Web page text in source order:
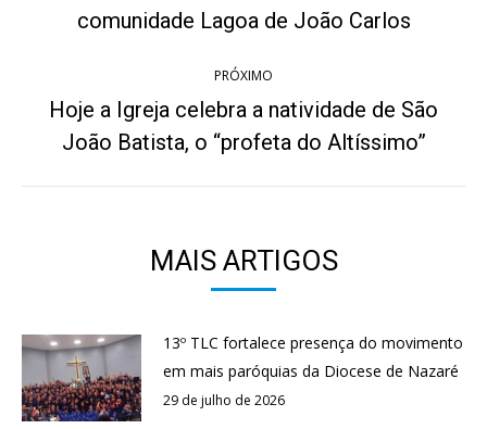
post:
anterior:
comunidade Lagoa de João Carlos
PRÓXIMO
Próximo
post:
Hoje a Igreja celebra a natividade de São
João Batista, o “profeta do Altíssimo”
MAIS ARTIGOS
13º TLC fortalece presença do movimento
em mais paróquias da Diocese de Nazaré
29 de julho de 2026